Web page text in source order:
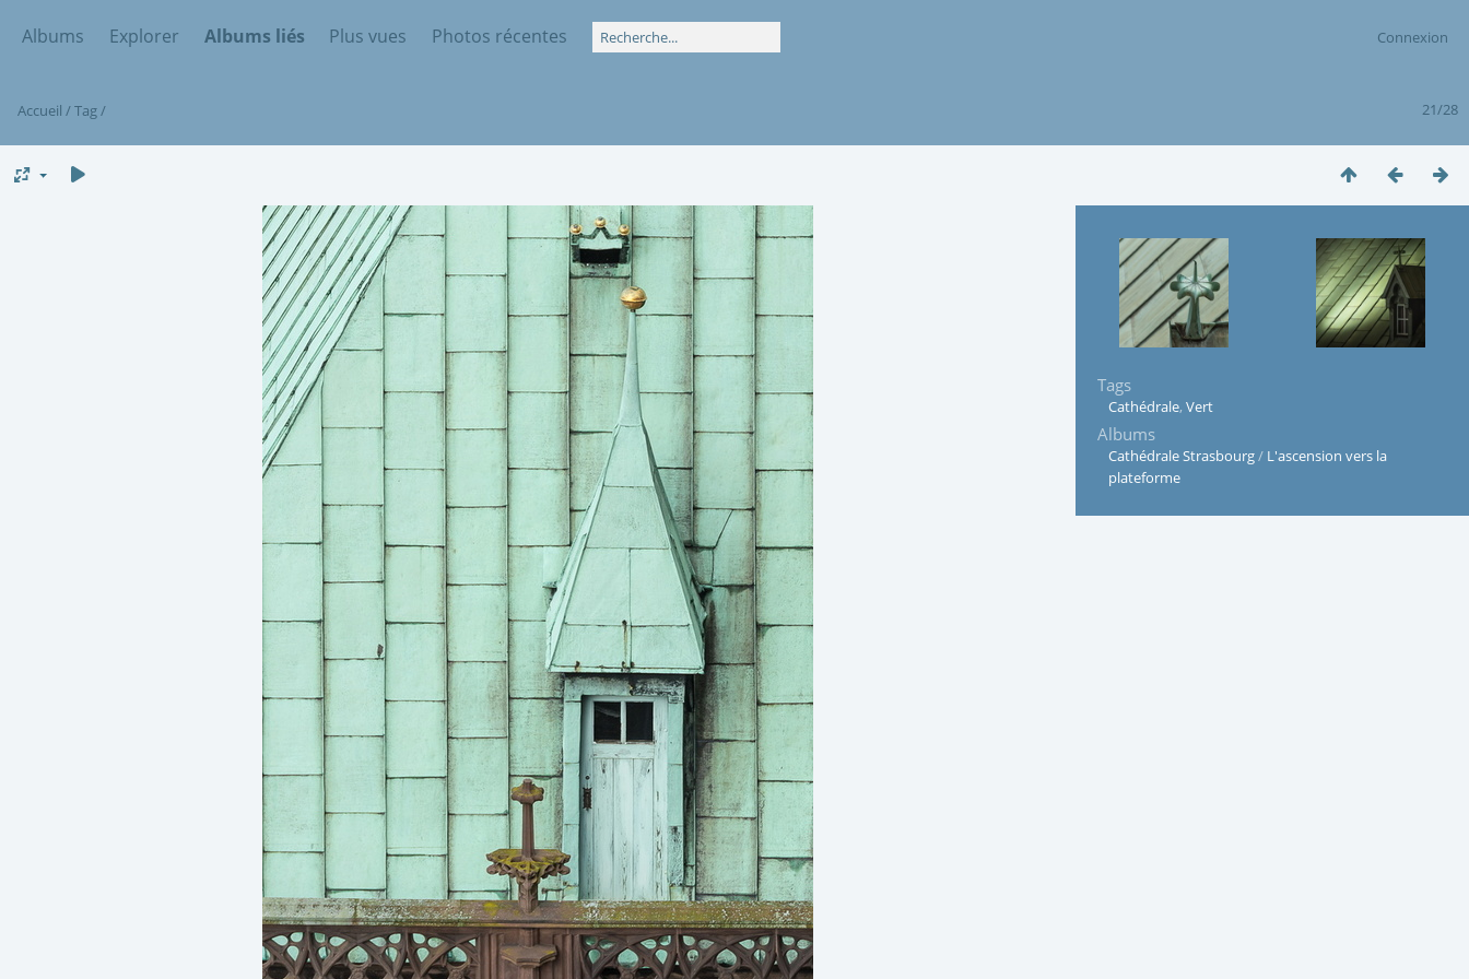
Albums Explorer Albums liés Plus vues Photos récentes Connexion
21/28
Accueil /Tag/
Tags
Cathédrale, Vert
Albums
Cathédrale Strasbourg/ L'ascension vers la
plateforme